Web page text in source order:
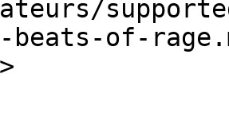
beats-of-